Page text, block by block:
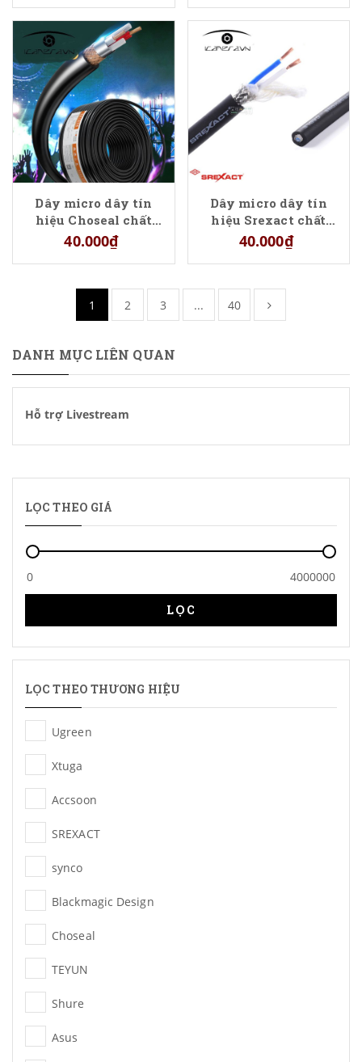
Dây micro dây tín
hiệu Choseal chất
lượng cao chống
nhiễu
40.000₫
Dây micro dây tín
hiệu Srexact chất
lượng cao chống
nhiễu
40.000₫
1 2 3 ... 40
DANH MỤC LIÊN QUAN
Hỗ trợ Livestream
LỌC THEO GIÁ
LỌC
LỌC THEO THƯƠNG HIỆU
Ugreen
Xtuga
Accsoon
SREXACT
synco
Blackmagic Design
Choseal
TEYUN
Shure
Asus